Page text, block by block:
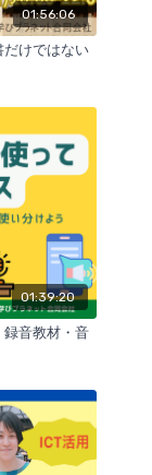
01:56:06
けではない
01:39:20
音教材・音